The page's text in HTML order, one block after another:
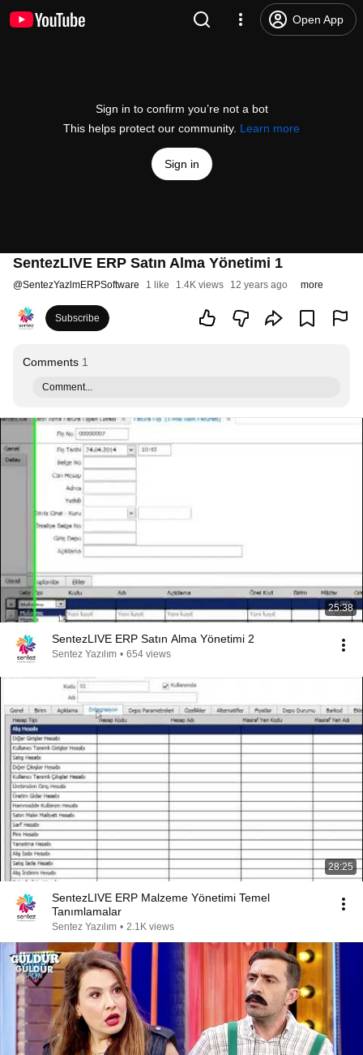
Open App
Sign in to confirm you’re not a bot
This helps protect our community. Learn more
Sign in
SentezLIVE ERP Satın Alma Yönetimi 1
@SentezYazlmERPSoftware 1 like 1.4K views 12 years ago more
Subscribe
Comments 1
Comment...
25:38
SentezLIVE ERP Satın Alma Yönetimi 2
Sentez Yazılım • 654 views
28:25
SentezLIVE ERP Malzeme Yönetimi Temel
Tanımlamalar
Sentez Yazılım • 2.1K views